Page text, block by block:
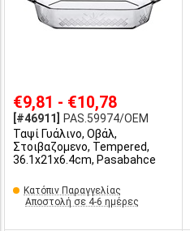
€9,81 - €10,78
[#46911]
PAS.59974/OEM
Ταψί Γυάλινο, Οβάλ,
Στοιβαζομενο, Tempered,
36.1x21x6.4cm, Pasabahce
Κατόπιν Παραγγελίας
Αποστολή σε 4-6 ημέρες